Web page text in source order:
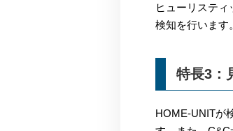
ヒューリステ
検知を行います
特長3：
HOME-UNITが